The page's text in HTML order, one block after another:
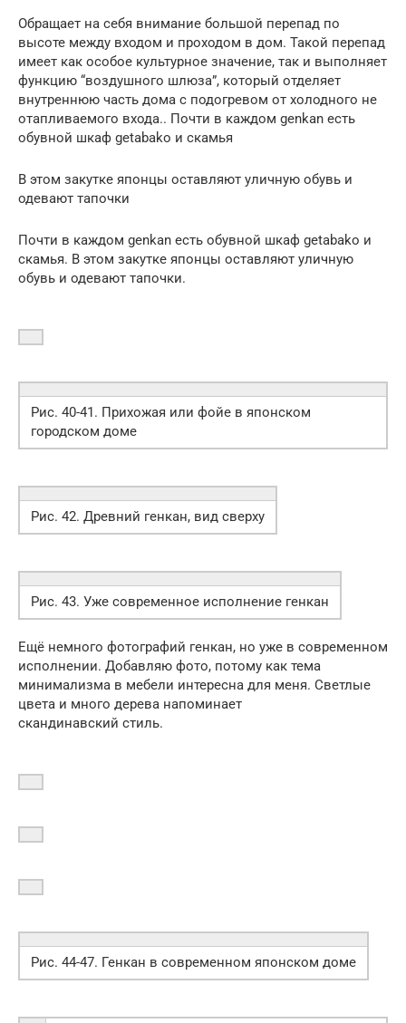
Обращает на себя внимание большой перепад по
высоте между входом и проходом в дом. Такой перепад
имеет как особое культурное значение, так и выполняет
функцию “воздушного шлюза”, который отделяет
внутреннюю часть дома с подогревом от холодного не
отапливаемого входа.. Почти в каждом genkan есть
обувной шкаф getabako и скамья
В этом закутке японцы оставляют уличную обувь и
одевают тапочки
Почти в каждом genkan есть обувной шкаф getabako и
скамья. В этом закутке японцы оставляют уличную
обувь и одевают тапочки.
Рис. 40-41. Прихожая или фойе в японском
городском доме
Рис. 42. Древний генкан, вид сверху
Рис. 43. Уже современное исполнение генкан
Ещё немного фотографий генкан, но уже в современном
исполнении. Добавляю фото, потому как тема
минимализма в мебели интересна для меня. Светлые
цвета и много дерева напоминает
скандинавский стиль.
Рис. 44-47. Генкан в современном японском доме